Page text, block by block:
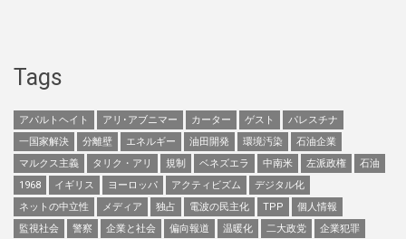
Tags
アパルトヘイト アリ･アブニマー カーター ゲスト
パレスチナ
一国家解決
分離壁 エネルギー 油田開発 環境汚染
石油企業
マルクス主義
タリク・アリ 規制 ベネズエラ 中南米 左派政権
石油
1968
イギリス ヨーロッパ アクティビズム
デジタル化
ネットの中立性
メディア 独占 電波の民主化 TPP
個人情報
監視社会
警察 企業と社会 偏向報道 温暖化 二大政党
企業犯罪